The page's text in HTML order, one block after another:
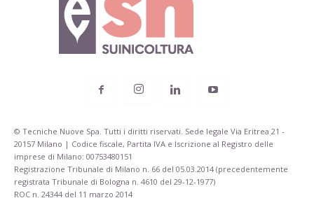
© Tecniche Nuove Spa. Tutti i diritti riservati. Sede legale Via Eritrea 21 -
20157 Milano | Codice fiscale, Partita IVA e Iscrizione al Registro delle
imprese di Milano: 00753480151
Registrazione Tribunale di Milano n. 66 del 05.03.2014 (precedentemente
registrata Tribunale di Bologna n. 4610 del 29-12-1977)
ROC n. 24344 del 11 marzo 2014